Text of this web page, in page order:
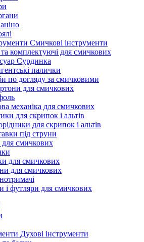
Смичкові інструменти
комплектуючі для смичкових
Сурдинка
палички
по догляду за смичковими
для смичкових
механіка для смичкових
для скрипок і альтів
для скрипок і альтів
під струни
для смичкових
для смичкових
для смичкових
і футляри для смичкових
Духові інструменти